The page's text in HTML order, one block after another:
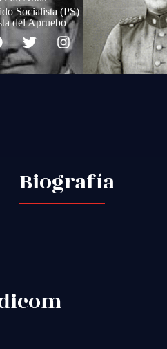
Socialista (PS)
del Apruebo
Biografía